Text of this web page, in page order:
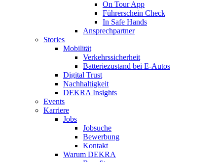
On Tour App
Führerschein Check
In Safe Hands
Ansprechpartner
Stories
Mobilität
Verkehrssicherheit
Batteriezustand bei E-Autos
Digital Trust
Nachhaltigkeit
DEKRA Insights
Events
Karriere
Jobs
Jobsuche
Bewerbung
Kontakt
Warum DEKRA